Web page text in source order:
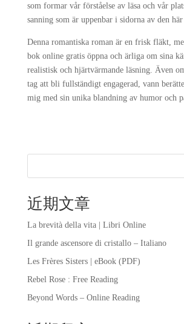
som formar vår förståelse av läsa och vår
sanning som är uppenbar i sidorna av den
Denna romantiska roman är en frisk fläkt,
bok online gratis öppna och ärliga om sina
realistisk och hjärtvärmande läsning. Även
tag att bli fullständigt engagerad, vann
mig med sin unika blandning av humor och
近期文章
La brevità della vita | Libri Online
Il grande ascensore di cristallo – Italiano
Les Frères Sisters | eBook (PDF)
Rebel Rose : Free Reading
Beyond Words – Online Reading